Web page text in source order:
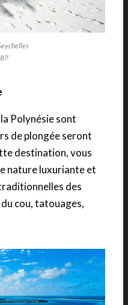
Polynésie sont
de plongée seront
destination, vous
nature luxuriante et
des
cou, tatouages,